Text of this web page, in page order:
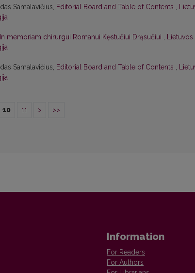
Samalavičius, Editorial Board and Table of Contents ,
In memoriam chirurgui Romanui Kęstučiui Drąsučiui , Lietuvos
Samalavičius, Editorial Board and Table of Contents ,
10 11 > >>
Information
For Readers
For Authors